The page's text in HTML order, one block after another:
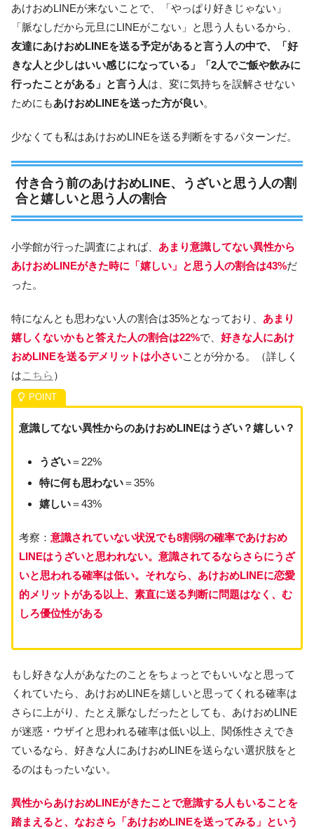
あけおめLINEが来ないことで、「やっぱり好きじゃない」
「脈なしだから元旦にLINEがこない」と思う人もいるから、
友達にあけおめLINEを送る予定があると言う人の中で、「好
きな人と少しはいい感じになっている」「2人でご飯や飲みに
行ったことがある」と言う人は、変に気持ちを誤解させない
ためにもあけおめLINEを送った方が良い。
少なくても私はあけおめLINEを送る判断をするパターンだ。
付き合う前のあけおめLINE、うざいと思う人の割
合と嬉しいと思う人の割合
小学館が行った調査によれば、 あまり意識してない異性から
あけおめLINEがきた時に「嬉しい」と思う人の割合は43%だ
った。
特になんとも思わない人の割合は35%となっており、 あまり
嬉しくないかもと答えた人の割合は22%で、 好きな人にあけ
おめLINEを送るデメリットは小さいことが分かる。（詳しく
はこちら ）
意識してない異性からのあけおめLINEはうざい？嬉しい？
うざい＝22%
特に何も思わない＝35%
嬉しい＝43%
考察： 意識されていない状況でも8割弱の確率であけおめ
LINEはうざいと思われない。意識されてるならさらにうざ
いと思われる確率は低い。それなら、あけおめLINEに恋愛
的メリットがある以上、素直に送る判断に問題はなく、む
しろ優位性がある
もし好きな人があなたのことをちょっとでもいいなと思って
くれていたら、あけおめLINEを嬉しいと思ってくれる確率は
さらに上がり、たとえ脈なしだったとしても、あけおめLINE
が迷惑・ウザイと思われる確率は低い以上、関係性さえでき
ているなら、好きな人にあけおめLINEを送らない選択肢をと
るのはもったいない。
異性からあけおめLINEがきたことで意識する人もいることを
踏まえると、なおさら「あけおめLINEを送ってみる」という